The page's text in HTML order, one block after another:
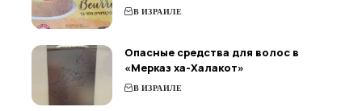
В ИЗРАИЛЕ
Опасные средства для волос в
«Мерказ ха-Халакот»
В ИЗРАИЛЕ